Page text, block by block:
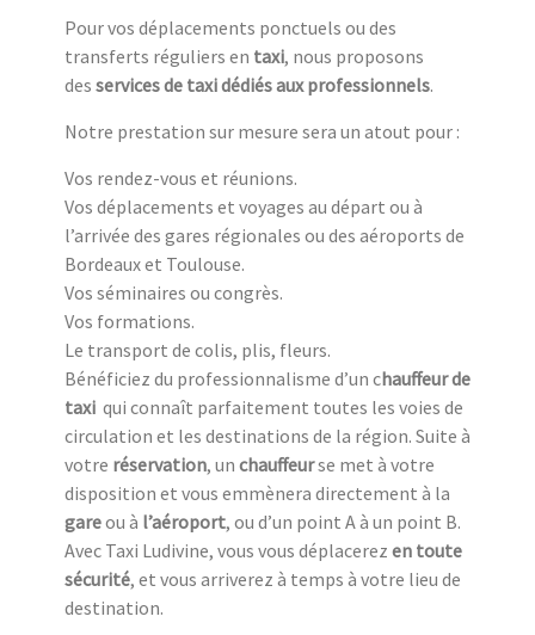
Pour vos déplacements ponctuels ou des
transferts réguliers en taxi, nous proposons
des services de taxi dédiés aux professionnels.
Notre prestation sur mesure sera un atout pour :
Vos rendez-vous et réunions.
Vos déplacements et voyages au départ ou à
l’arrivée des gares régionales ou des aéroports de
Bordeaux et Toulouse.
Vos séminaires ou congrès.
Vos formations.
Le transport de colis, plis, fleurs.
Bénéficiez du professionnalisme d’un chauffeur de
taxi qui connaît parfaitement toutes les voies de
circulation et les destinations de la région. Suite à
votre réservation, un chauffeurse met à votre
disposition et vous emmènera directement à la
gareou à l’aéroport, ou d’un point A à un point B.
Avec Taxi Ludivine, vous vous déplacerez en toute
sécurité, et vous arriverez à temps à votre lieu de
destination.